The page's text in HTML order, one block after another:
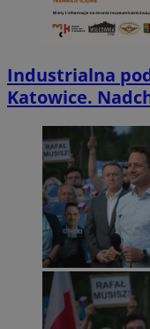
Industrialna
Katowice.